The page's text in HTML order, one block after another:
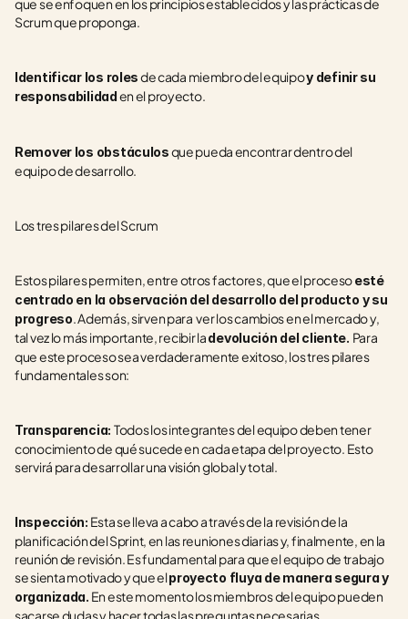
que se enfoquen en los principios establecidos y las prácticas de
Scrum que proponga.
Identificar los roles de cada miembro del equipo y definir su
responsabilidad en el proyecto.
Remover los obstáculos que pueda encontrar dentro del
equipo de desarrollo.
Los tres pilares del Scrum
Estos pilares permiten, entre otros factores, que el proceso esté
centrado en la observación del desarrollo del producto y su
progreso. Además, sirven para  ver los cambios en el mercado y,
tal vez lo más importante, recibir la devolución del cliente. Para
que este proceso sea verdaderamente exitoso, los tres pilares
fundamentales son:
Transparencia: Todos los integrantes del equipo deben tener
conocimiento de qué sucede en cada etapa del proyecto. Esto
servirá para desarrollar una visión global y total.
Inspección: Esta se lleva a cabo a través de la revisión de la
planificación del Sprint, en las reuniones diarias y, finalmente, en la
reunión de revisión. Es fundamental para que el equipo de trabajo
se sienta motivado y que el proyecto fluya de manera segura y
organizada. En este momento los miembros del equipo pueden
sacarse dudas y hacer todas las preguntas necesarias.